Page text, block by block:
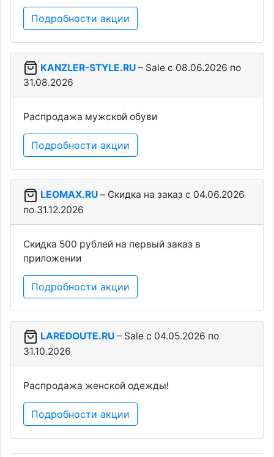
Подробности акции
KANZLER-STYLE.RU – Sale c 08.06.2026 по
31.08.2026
Распродажа мужской обуви
Подробности акции
LEOMAX.RU – Скидка на заказ c 04.06.2026
по 31.12.2026
Скидка 500 рублей на первый заказ в
приложении
Подробности акции
LAREDOUTE.RU – Sale c 04.05.2026 по
31.10.2026
Распродажа женской одежды!
Подробности акции